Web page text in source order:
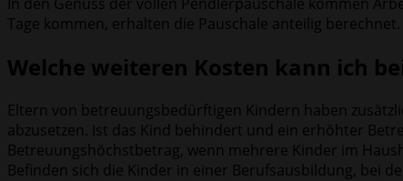
In den Genuss der vollen Pendlerpauschale kommen
Tage kommen, erhalten die Pauschale anteilig berechnet.
Welche weiteren Kosten kann ich
Eltern von betreuungsbedürftigen Kindern haben
abzusetzen. Ist das Kind behindert und ein erhöhter
Betreuungshöchstbetrag, wenn mehrere Kinder im
Befinden sich die Kinder in einer Berufsausbildung, bei